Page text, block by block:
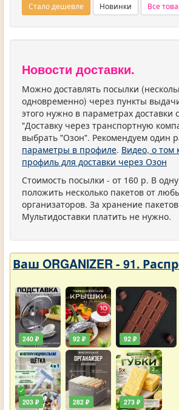
Стало дешевле Новинки Все
Новости доставки.
Можно доставлять посылки
одновременно) через пункты
этого нужно в параметрах доставки
"Доставку через транспортную
выбрать "Озон". Рекомендуем один
параметры в профиле. Видео, о том
профиль для доставки через Озон
Стоимость посылки - от 160 р. В
положить несколько пакетов от
организаторов. За хранение
Мультидоставки платить не нужно.
Ваш ORGANIZER - 91.
240 ₽
203 ₽
92 ₽
282 ₽
92 ₽
273 ₽